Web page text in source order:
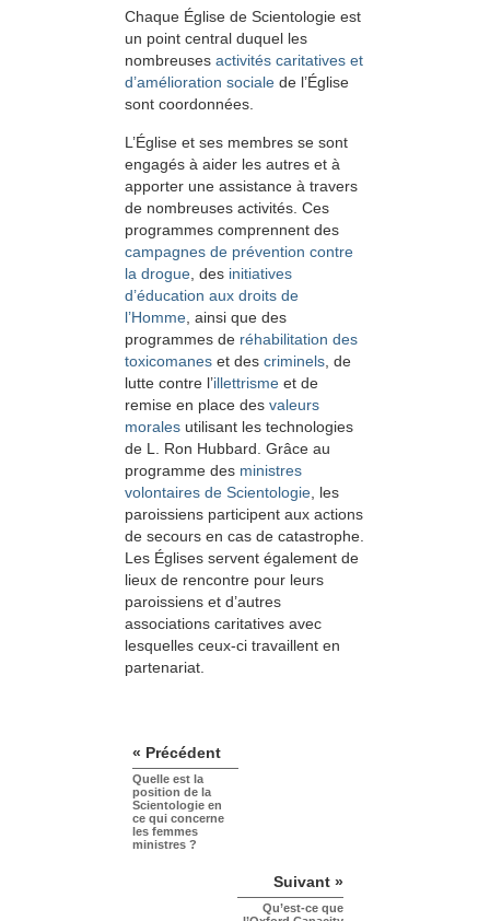
Chaque Église de Scientologie est
un point central duquel les
nombreuses activités caritatives et
d’amélioration sociale de l’Église
sont coordonnées.
L’Église et ses membres se sont
engagés à aider les autres et à
apporter une assistance à travers
de nombreuses activités. Ces
programmes comprennent des
campagnes de prévention contre
la drogue , des initiatives
d’éducation aux droits de
l’Homme , ainsi que des
programmes de réhabilitation des
toxicomanes et des criminels , de
lutte contre l’illettrisme et de
remise en place des valeurs
morales utilisant les technologies
de L. Ron Hubbard. Grâce au
programme des ministres
volontaires de Scientologie , les
paroissiens participent aux actions
de secours en cas de catastrophe.
Les Églises servent également de
lieux de rencontre pour leurs
paroissiens et d’autres
associations caritatives avec
lesquelles ceux-ci travaillent en
partenariat.
« Précédent
Quelle est la
position de la
Scientologie en
ce qui concerne
les femmes
ministres ?
Suivant »
Qu’est-ce que